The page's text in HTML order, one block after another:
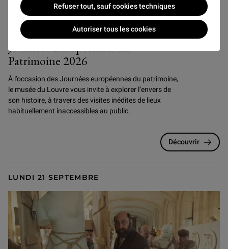
Refuser tout, sauf cookies techniques
Autoriser tous les cookies
Journées Européennes du
Patrimoine 2026
Événements
À l’occasion des Journées européennes du patrimoine,
le musée du Louvre vous invite à explorer l’envers de
son histoire, à travers des visites inédites de lieux
habituellement inaccessibles au public.
Découvrir
LUNDI 21 SEPTEMBRE